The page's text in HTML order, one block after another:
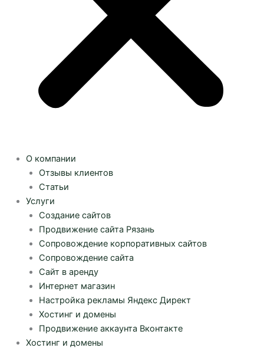
О компании
Отзывы клиентов
Статьи
Услуги
Создание сайтов
Продвижение сайта Рязань
Сопровождение корпоративных сайтов
Сопровождение сайта
Сайт в аренду
Интернет магазин
Настройка рекламы Яндекс Директ
Хостинг и домены
Продвижение аккаунта Вконтакте
Хостинг и домены